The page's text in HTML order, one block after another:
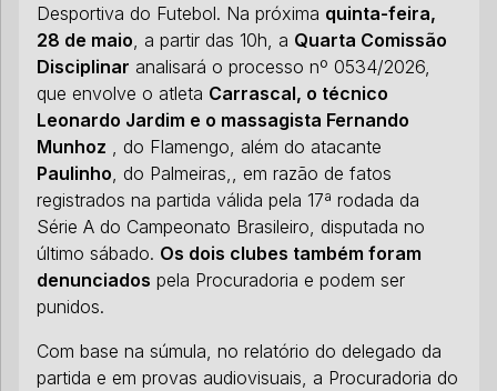
Desportiva do Futebol. Na próxima quinta-feira,
28 de maio, a partir das 10h, a Quarta Comissão
Disciplinar analisará o processo nº 0534/2026,
que envolve o atleta Carrascal, o técnico
Leonardo Jardim e o massagista Fernando
Munhoz , do Flamengo, além do atacante
Paulinho, do Palmeiras,, em razão de fatos
registrados na partida válida pela 17ª rodada da
Série A do Campeonato Brasileiro, disputada no
último sábado. Os dois clubes também foram
denunciados pela Procuradoria e podem ser
punidos.
Com base na súmula, no relatório do delegado da
partida e em provas audiovisuais, a Procuradoria do